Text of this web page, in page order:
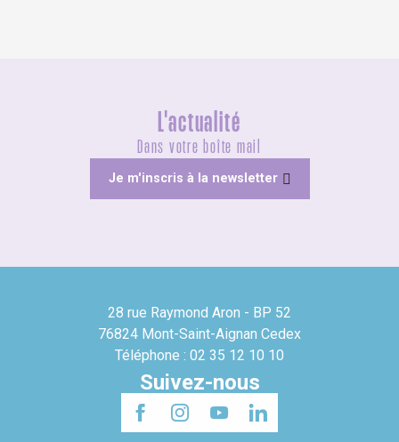
L'actualité
Dans votre boîte mail
Je m'inscris à la newsletter
28 rue Raymond Aron - BP 52
76824 Mont-Saint-Aignan Cedex
Téléphone : 02 35 12 10 10
Suivez-nous